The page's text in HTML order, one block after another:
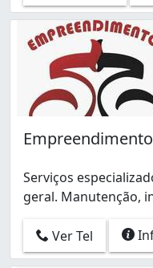
Serviços
geral. Manutenção,
Ver Tel